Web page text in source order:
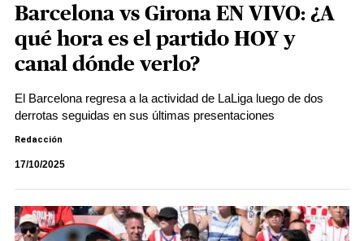
Barcelona vs Girona EN VIVO: ¿A
qué hora es el partido HOY y
canal dónde verlo?
El Barcelona regresa a la actividad de LaLiga luego de dos
derrotas seguidas en sus últimas presentaciones
Redacción
17/10/2025